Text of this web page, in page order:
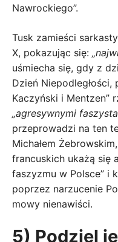
Nawrockiego”.
Tusk zamieści
X, pokazując się:
uśmiecha się, gdy z
Dzień
Kaczyński i Mentzen”
„agresywnymi
przeprowadzi na ten
Michałem
francuskich ukażą się
faszyzmu w Polsce” i
poprzez narzucenie
mowy nienawiści.
5) Podziel